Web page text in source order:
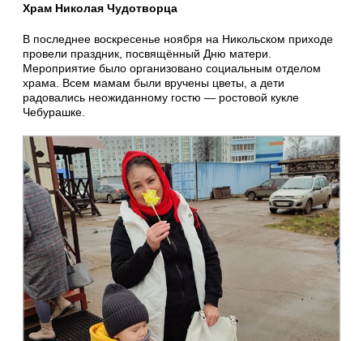
Храм Николая Чудотворца
В последнее воскресенье ноября на Никольском приходе
провели праздник, посвящённый Дню матери.
Мероприятие было организовано социальным отделом
храма. Всем мамам были вручены цветы, а дети
радовались неожиданному гостю — ростовой кукле
Чебурашке.